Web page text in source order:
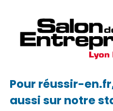
Pour réussir-
aussi sur notre